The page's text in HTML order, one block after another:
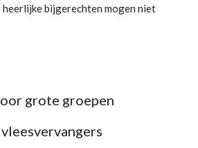
heerlijke bijgerechten mogen niet
grote groepen